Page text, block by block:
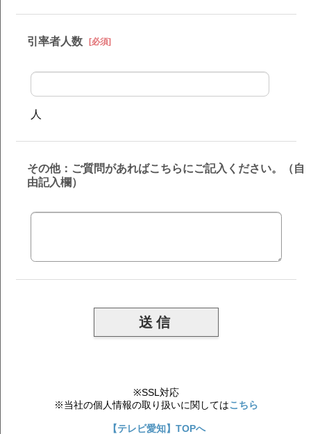
引率者人数 [必須]
人
その他：ご質問があればこちらにご記入ください。（自
由記入欄）
※SSL対応
※当社の個人情報の取り扱いに関してはこちら
【テレビ愛知】TOPへ